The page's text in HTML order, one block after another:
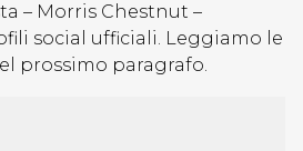
– Morris Chestnut –
social ufficiali. Leggiamo le
prossimo paragrafo.